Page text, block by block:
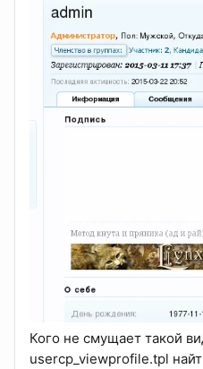
Кого не смущает такой
usercp_viewprofile.tpl